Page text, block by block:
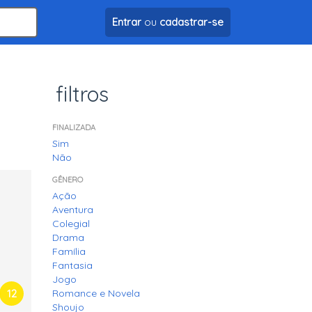
Entrar ou cadastrar-se
12
filtros
FINALIZADA
Sim
Não
GÊNERO
Ação
Aventura
Colegial
Drama
Família
Fantasia
Jogo
Romance e Novela
Shoujo